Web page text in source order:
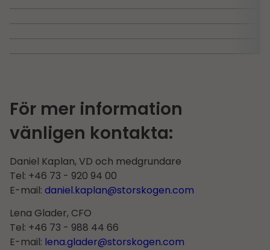
För mer information
vänligen kontakta:
Daniel Kaplan, VD och medgrundare
Tel: +46 73 - 920 94 00
E-mail: daniel.kaplan@storskogen.com
Lena Glader, CFO
Tel: +46 73 - 988 44 66
E-mail: lena.glader@storskogen.com